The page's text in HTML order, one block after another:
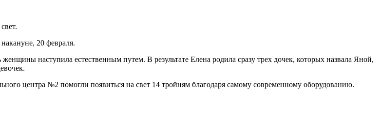
20 февраля.
наступила естественным путем. В результате Елена родила сразу трех дочек, которых назвала Яной,
центра №2 помогли появиться на свет 14 тройням благодаря самому современному оборудованию.